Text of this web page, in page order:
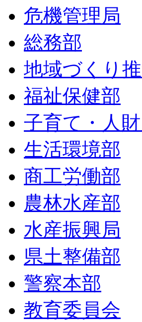
危機管理局
総務部
地域づくり
福祉保健部
子育て・人
生活環境部
商工労働部
農林水産部
水産振興局
県土整備部
警察本部
教育委員会